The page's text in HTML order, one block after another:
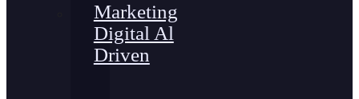
Marketing
Digital Al
Driven